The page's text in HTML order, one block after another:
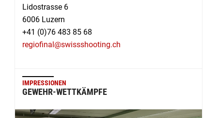
Lidostrasse 6
6006 Luzern
+41 (0)76 483 85 68
regiofinal@swissshooting.ch
IMPRESSIONEN
GEWEHR-WETTKÄMPFE